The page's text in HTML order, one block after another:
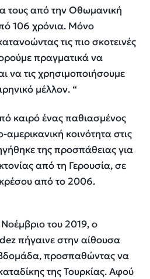
τους από την Οθωμανική
106 χρόνια. Μόνο
τις πιο σκοτεινές
πραγματικά να
να τις χρησιμοποιήσουμε
μέλλον. “
καιρό ένας παθιασμένος
αμερικανική κοινότητα στις
της προσπάθειας για
από τη Γερουσία, σε
από το 2006.
του 2019, ο
πήγαινε στην αίθουσα
προσπαθώντας να
της Τουρκίας. Αφού